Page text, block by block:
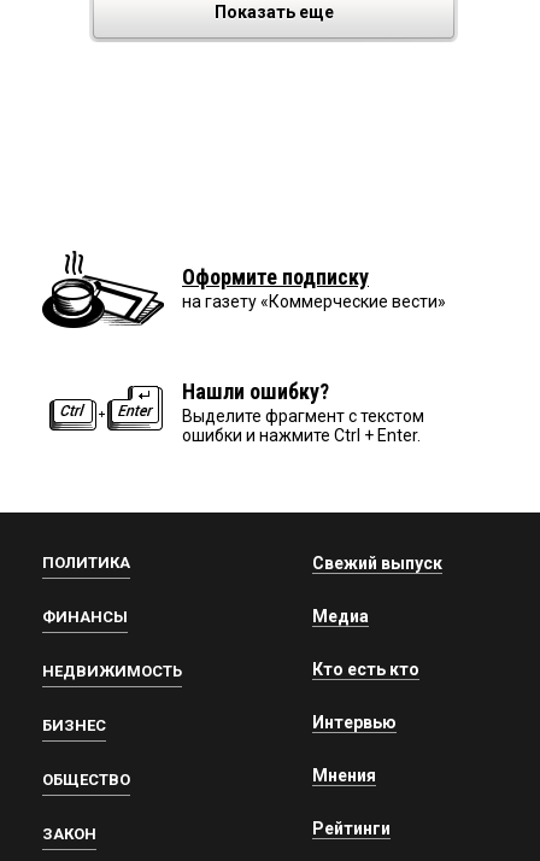
Показать еще
Оформите подписку
на газету «Коммерческие вести»
Нашли ошибку?
Выделите фрагмент с текстом
ошибки и нажмите Ctrl + Enter.
ПОЛИТИКА
ФИНАНСЫ
НЕДВИЖИМОСТЬ
БИЗНЕС
ОБЩЕСТВО
ЗАКОН
Свежий выпуск
Медиа
Кто есть кто
Интервью
Мнения
Рейтинги